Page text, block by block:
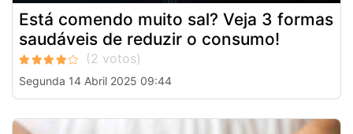
Está comendo muito sal? Veja 3 formas
saudáveis de reduzir o consumo!
Segunda 14 Abril 2025 09:44